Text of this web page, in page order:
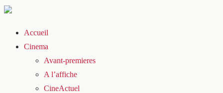
Accueil
Cinema
Avant-premieres
A l’affiche
CineActuel